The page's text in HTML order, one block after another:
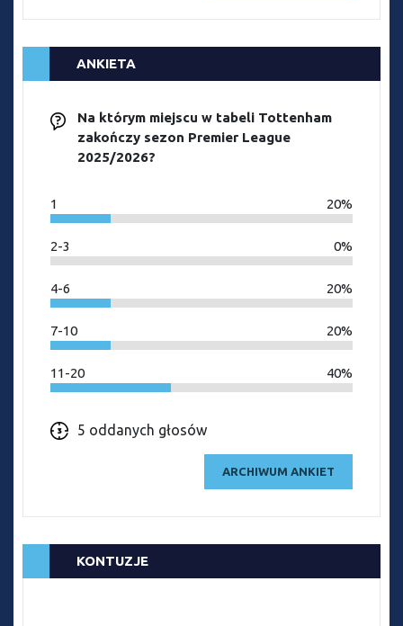
ANKIETA
Na którym miejscu w tabeli Tottenham
zakończy sezon Premier League
2025/2026?
1 20%
2-3 0%
4-6 20%
7-10 20%
11-20 40%
5 oddanych głosów
ARCHIWUM ANKIET
KONTUZJE